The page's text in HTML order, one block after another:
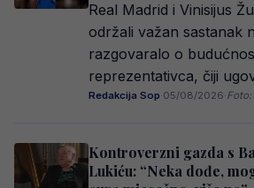
Real Madrid i Vinisijus
održali važan sastanak
razgovaralo o
reprezentativca, čiji
Redakcija Sop·05/08/2026·Foto:
Kontroverzni gazda s
Lukiću: “Neka dođe,